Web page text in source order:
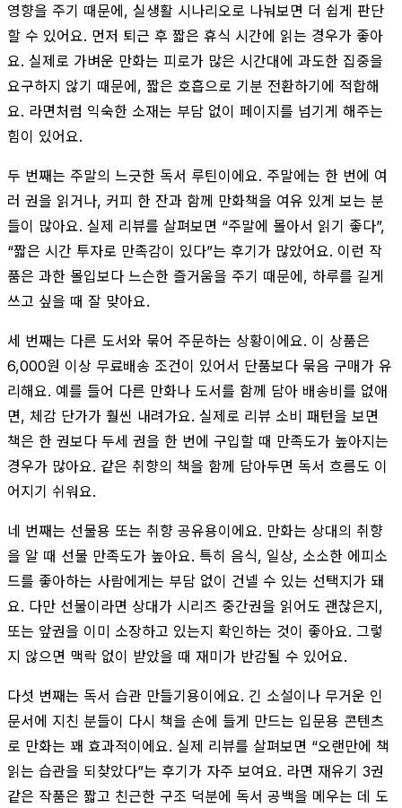
영향을 주기 때문에, 실생활 시나리오로 나눠보면 더 쉽게 판단
할 수 있어요. 먼저 퇴근 후 짧은 휴식 시간에 읽는 경우가 좋아
요. 실제로 가벼운 만화는 피로가 많은 시간대에 과도한 집중을
요구하지 않기 때문에, 짧은 호흡으로 기분 전환하기에 적합해
요. 라면처럼 익숙한 소재는 부담 없이 페이지를 넘기게 해주는
힘이 있어요.
두 번째는 주말의 느긋한 독서 루틴이에요. 주말에는 한 번에 여
러 권을 읽거나, 커피 한 잔과 함께 만화책을 여유 있게 보는 분
들이 많아요. 실제 리뷰를 살펴보면 “주말에 몰아서 읽기 좋다”,
“짧은 시간 투자로 만족감이 있다”는 후기가 많았어요. 이런 작
품은 과한 몰입보다 느슨한 즐거움을 주기 때문에, 하루를 길게
쓰고 싶을 때 잘 맞아요.
세 번째는 다른 도서와 묶어 주문하는 상황이에요. 이 상품은
6,000원 이상 무료배송 조건이 있어서 단품보다 묶음 구매가 유
리해요. 예를 들어 다른 만화나 도서를 함께 담아 배송비를 없애
면, 체감 단가가 훨씬 내려가요. 실제로 리뷰 소비 패턴을 보면
책은 한 권보다 두세 권을 한 번에 구입할 때 만족도가 높아지는
경우가 많아요. 같은 취향의 책을 함께 담아두면 독서 흐름도 이
어지기 쉬워요.
네 번째는 선물용 또는 취향 공유용이에요. 만화는 상대의 취향
을 알 때 선물 만족도가 높아요. 특히 음식, 일상, 소소한 에피소
드를 좋아하는 사람에게는 부담 없이 건넬 수 있는 선택지가 돼
요. 다만 선물이라면 상대가 시리즈 중간권을 읽어도 괜찮은지,
또는 앞권을 이미 소장하고 있는지 확인하는 것이 좋아요. 그렇
지 않으면 맥락 없이 받았을 때 재미가 반감될 수 있어요.
다섯 번째는 독서 습관 만들기용이에요. 긴 소설이나 무거운 인
문서에 지친 분들이 다시 책을 손에 들게 만드는 입문용 콘텐츠
로 만화는 꽤 효과적이에요. 실제 리뷰를 살펴보면 “오랜만에 책
읽는 습관을 되찾았다”는 후기가 자주 보여요. 라면 재유기 3권
같은 작품은 짧고 친근한 구조 덕분에 독서 공백을 메우는 데 도